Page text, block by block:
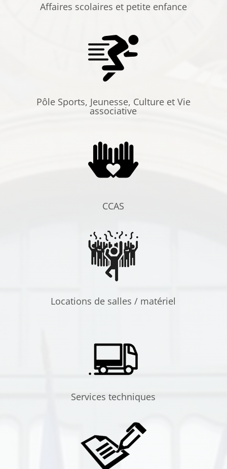
Affaires scolaires et petite enfance
Pôle Sports, Jeunesse, Culture et Vie
associative
CCAS
Locations de salles / matériel
Services techniques